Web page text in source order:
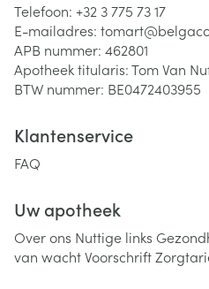
Telefoon: +32 3 775 73 17
E-mailadres: tomart@
APB nummer: 462801
Apotheek titularis:Tom Van
BTW nummer: BE0472403955
Klantenservice
FAQ
Uw apotheek
Over ons Nuttige links
van wachtVoorschrift